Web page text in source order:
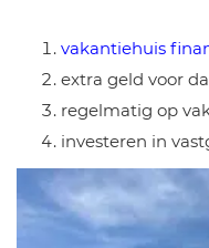
vakantiehuis
extra geld voor
regelmatig op
investeren in